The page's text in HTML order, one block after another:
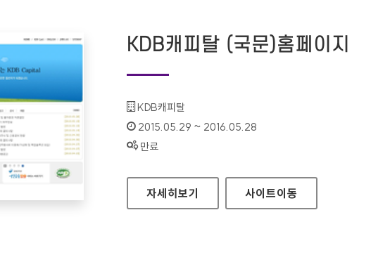
KDB캐피탈 (국문)홈페이지
기관명 :
KDB캐피탈
인증기간 :
2015.05.29 ~ 2016.05.28
상태 :
만료
KDB캐피탈 (국문)홈페이지
자세히보기 사이트이동